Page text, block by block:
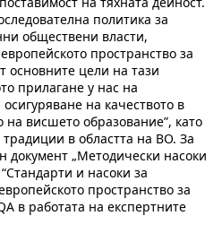
политика за
обществени власти,
пространство за
основните цели на тази
прилагане у нас на
на качеството в
на висшето образование”, като
в областта на ВО. За
документ „Методически насоки
и насоки за
пространство за
в работата на експертните